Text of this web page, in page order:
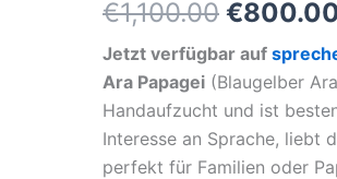
mit 5.00
von 5,
basierend
auf
Kundenbewertung
€1,100.00
Preis
war:
€
Jetzt verfügbar auf
Ara Papagei (Blaugelber
Handaufzucht und ist
Interesse an Sprache, liebt
perfekt für Familien oder